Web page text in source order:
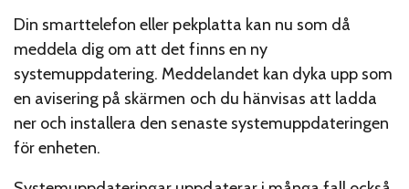
Din smarttelefon eller pekplatta kan nu som då
meddela dig om att det finns en ny
systemuppdatering. Meddelandet kan dyka upp som
en avisering på skärmen och du hänvisas att ladda
ner och installera den senaste systemuppdateringen
för enheten.